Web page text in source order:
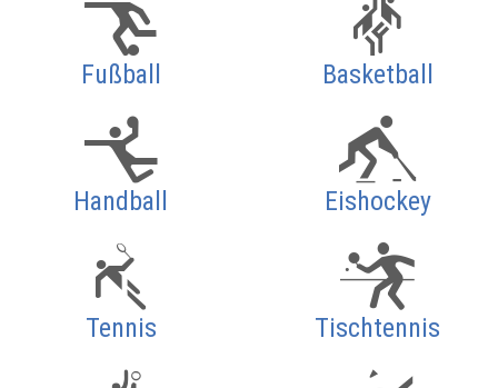
Fußball Basketball
Handball Eishockey
Tennis Tischtennis